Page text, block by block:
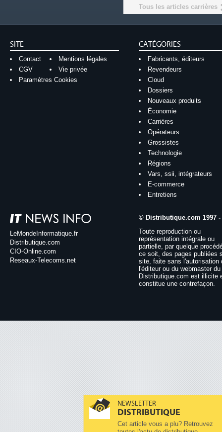
NEWSLETTER
DISTRIBUTIQUE
Cet article vous a plu? Retrouvez
Tous les articles carrières
SITE
Contact
Mentions légales
CGV
Vie privée
Paramètres Cookies
CATÉGORIES
Fabricants, éditeurs
Revendeurs
Cloud
Dossiers
Nouveaux produits
Économie
Carrières
Opérateurs
Grossistes
Technologie
Régions
Vars, ssii, intégrateurs
E-commerce
Entretiens
LeMondeInformatique.fr
Distributique.com
CIO-Online.com
Reseaux-Telecoms.net
© Distributique.com 1997 -
Toute reproduction ou
représentation intégrale ou
partielle, par quelque
ce soit, des pages publiées
site, faite sans l'autorisation
l'éditeur ou du webmaster
Distributique.com est illicite
constitue une contrefaçon.